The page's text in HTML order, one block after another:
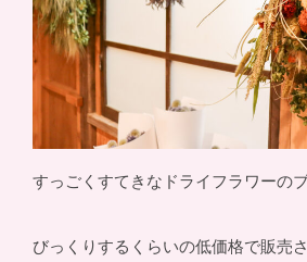
すっごくすてきなドライフラワーの
びっくりするくらいの低価格で販売